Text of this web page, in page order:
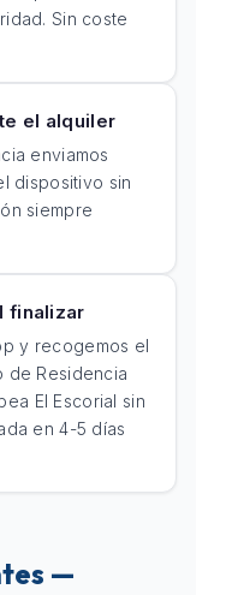
Sin coste
el alquiler
enviamos
dispositivo sin
siempre
finalizar
y recogemos el
de Residencia
El Escorial sin
en 4-5 días
—